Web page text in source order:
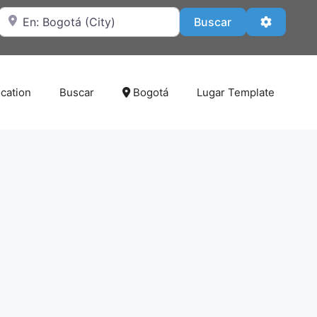
de BuscarBuscar
Buscar Bogotá Lugar Template